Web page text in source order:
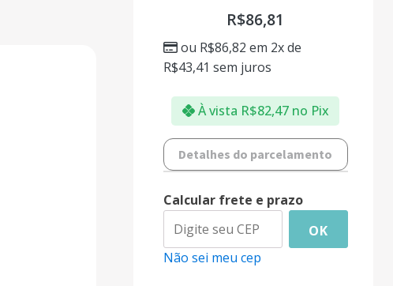
R$86,81
ou R$86,82 em 2x de
R$43,41 sem juros
À vista R$82,47 no Pix
Detalhes do parcelamento
Calcular frete e prazo
OK
Não sei meu cep